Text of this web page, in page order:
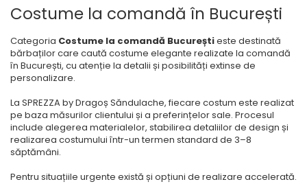
Costume la comandă în București
Categoria Costume la comandă Bucureștieste destinată
bărbaților care caută costume elegante realizate la comandă
în București, cu atenție la detalii și posibilități extinse de
personalizare.
La SPREZZA by Dragoș Săndulache, fiecare costum este realizat
pe baza măsurilor clientului și a preferințelor sale. Procesul
include alegerea materialelor, stabilirea detaliilor de design și
realizarea costumului într-un termen standard de 3–8
săptămâni.
Pentru situațiile urgente există și opțiuni de realizare accelerată.